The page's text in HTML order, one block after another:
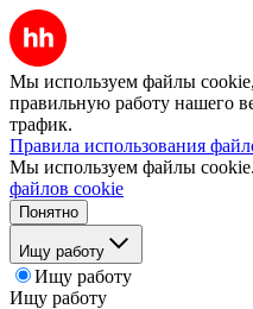
Мы используем файлы
правильную работу нашего
трафик.
Правила использования
Мы используем файлы cookie.
файлов cookie
Понятно
Ищу работу
Ищу работу
Ищу работу